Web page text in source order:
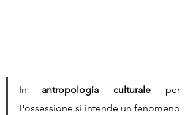
In antropologia culturale per
Possessione si intende un fenomeno